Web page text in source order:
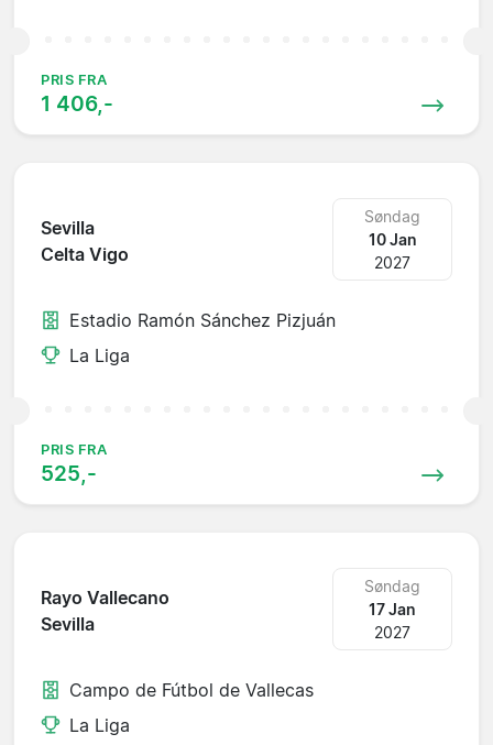
PRIS FRA
1 406,-
Sevilla
Celta Vigo
Søndag
10 Jan
2027
Estadio Ramón Sánchez Pizjuán
La Liga
PRIS FRA
525,-
Rayo Vallecano
Sevilla
Søndag
17 Jan
2027
Campo de Fútbol de Vallecas
La Liga